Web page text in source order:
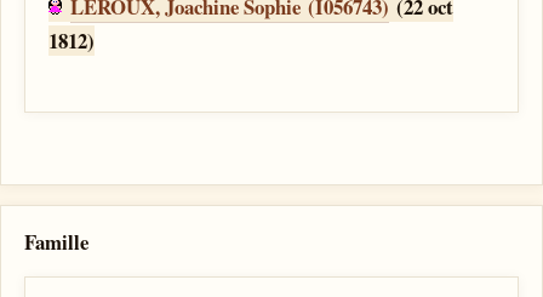
LEROUX, Joachine Sophie (I056743) (22 oct
1812)
Famille